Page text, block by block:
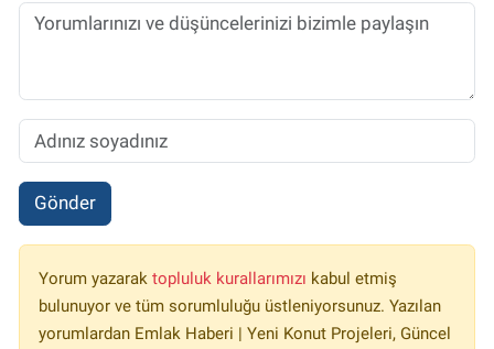
Gönder
Yorum yazarak topluluk kurallarımızı kabul etmiş
bulunuyor ve tüm sorumluluğu üstleniyorsunuz. Yazılan
yorumlardan Emlak Haberi | Yeni Konut Projeleri, Güncel